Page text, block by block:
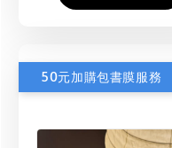
50元加購包書膜服務